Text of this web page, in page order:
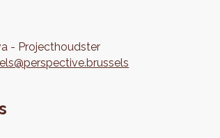
Projecthoudster